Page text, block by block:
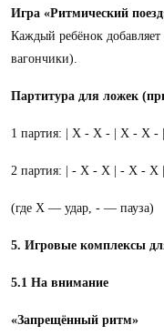
Игра «Ритмический
Каждый ребёнок
вагончики).
Партитура для ложек
1 партия: | X - X - | X - X - |
2 партия: | - X - X | - X - X |
(где X — удар, - — пауза)
5. Игровые комплексы
5.1 На внимание
«Запрещённый ритм»